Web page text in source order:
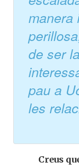
manera
de ser
pau a
les
Creus